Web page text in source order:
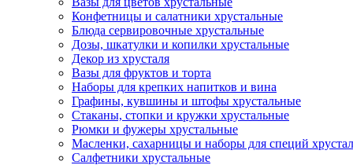
Конфетницы и салатники хрустальные
Блюда сервировочные хрустальные
Дозы, шкатулки и копилки хрустальные
Декор из хрусталя
Вазы для фруктов и торта
Наборы для крепких напитков и вина
Графины, кувшины и штофы хрустальные
Стаканы, стопки и кружки хрустальные
Рюмки и фужеры хрустальные
Масленки, сахарницы и наборы для специй
Салфетники хрустальные